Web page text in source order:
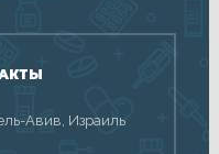
Авив, Израиль